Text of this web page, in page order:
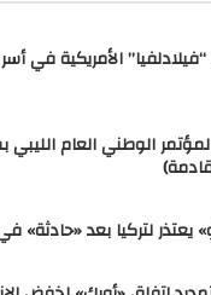
(221).. “فيلادلفيا” الأمريكية في
الوطني العام
يعتذر لتركيا بعد «حادثة»